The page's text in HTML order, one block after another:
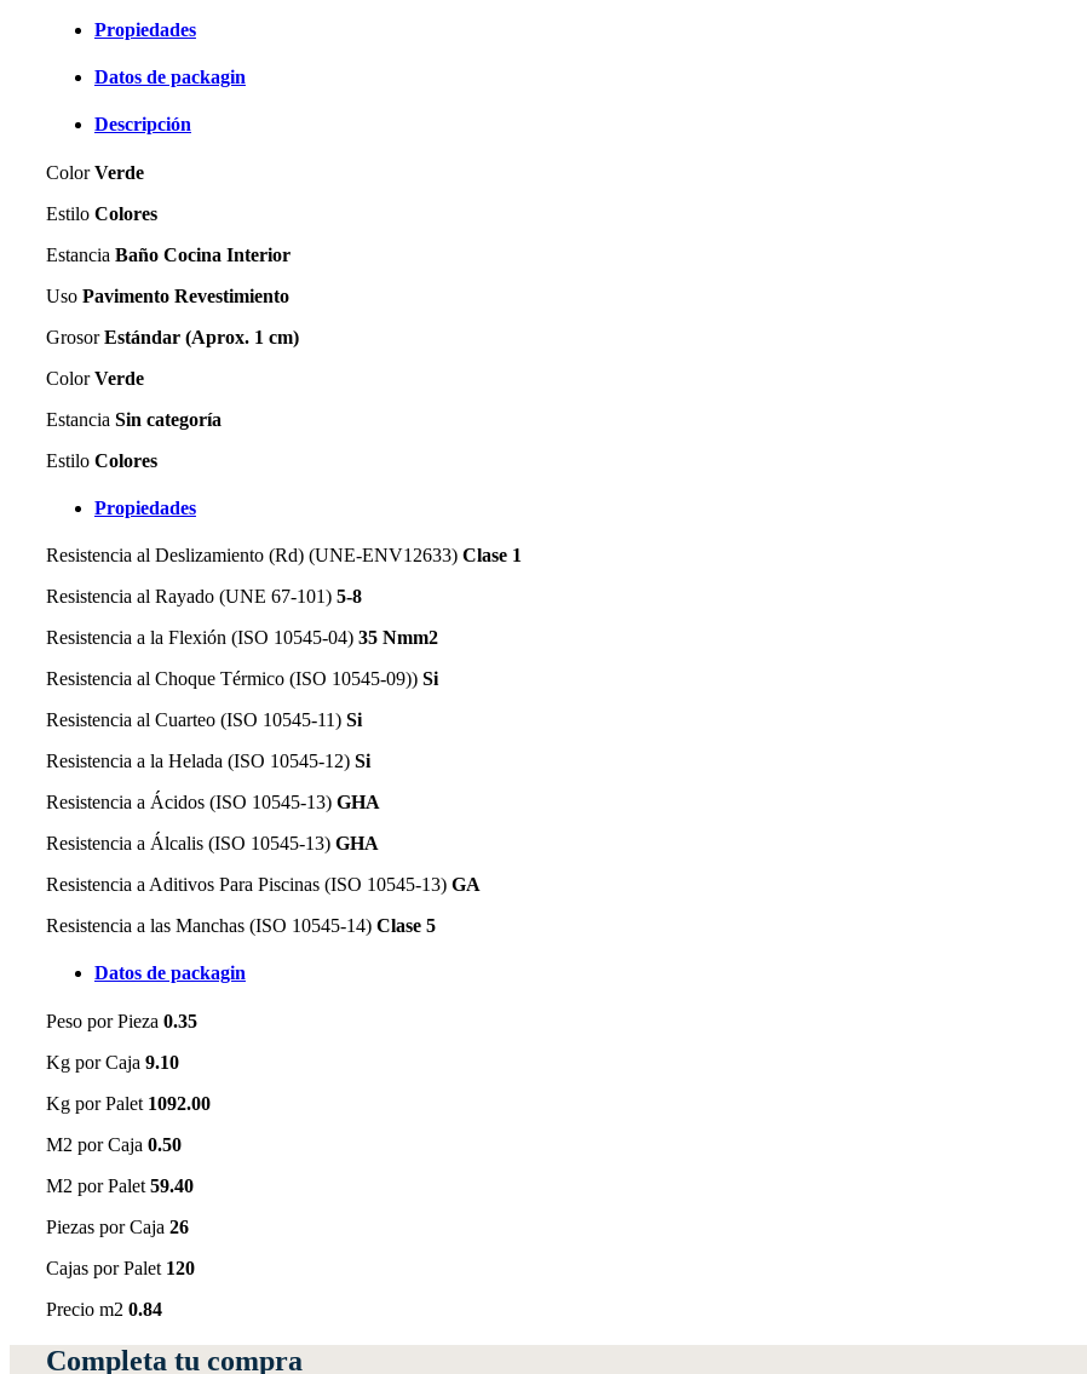
Propiedades
Datos de packagin
Descripción
ColorVerde
Estilo Colores
Estancia Baño Cocina Interior
Uso Pavimento Revestimiento
GrosorEstándar (Aprox. 1 cm)
ColorVerde
Estancia Sin categoría
Estilo Colores
Propiedades
Resistencia al Deslizamiento (Rd) (UNE-ENV12633) Clase 1
Resistencia al Rayado (UNE 67-101) 5-8
Resistencia a la Flexión (ISO 10545-04) 35 Nmm2
Resistencia al Choque Térmico (ISO 10545-09)) Si
Resistencia al Cuarteo (ISO 10545-11) Si
Resistencia a la Helada (ISO 10545-12) Si
Resistencia a Ácidos (ISO 10545-13) GHA
Resistencia a Álcalis (ISO 10545-13) GHA
Resistencia a Aditivos Para Piscinas (ISO 10545-13) GA
Resistencia a las Manchas (ISO 10545-14) Clase 5
Datos de packagin
Peso por Pieza 0.35
Kg por Caja 9.10
Kg por Palet 1092.00
M2 por Caja 0.50
M2 por Palet 59.40
Piezas por Caja 26
Cajas por Palet 120
Precio m2 0.84
Completa tu compra